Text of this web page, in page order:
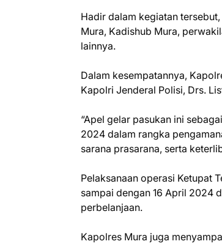
Hadir dalam kegiatan
Mura, Kadishub Mura,
lainnya.
Dalam kesempatannya,
Kapolri Jenderal Polisi, Drs.
“Apel gelar pasukan ini
2024 dalam rangka
sarana prasarana, serta
Pelaksanaan operasi Ketupat
sampai dengan 16 April 2024
perbelanjaan.
Kapolres Mura juga